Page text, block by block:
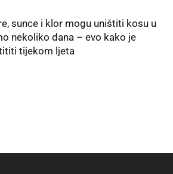
sunce i klor mogu uništiti kosu u
nekoliko dana – evo kako je
tijekom ljeta